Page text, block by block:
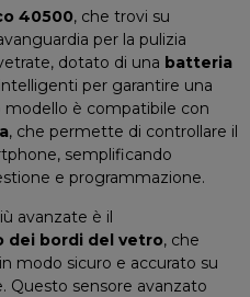
40500, che trovi su
per la pulizia
dotato di una batteria
per garantire una
modello è compatibile con
, che permette di controllare il
semplificando
e programmazione.
avanzate è il
dei bordi del vetro, che
modo sicuro e accurato su
Questo sensore avanzato